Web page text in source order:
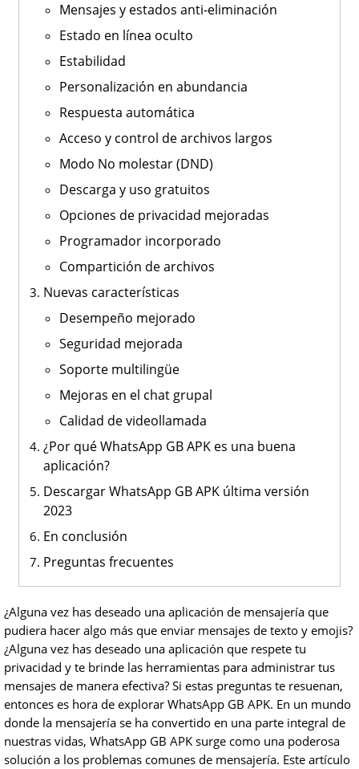
Mensajes y estados anti-eliminación
Estado en línea oculto
Estabilidad
Personalización en abundancia
Respuesta automática
Acceso y control de archivos largos
Modo No molestar (DND)
Descarga y uso gratuitos
Opciones de privacidad mejoradas
Programador incorporado
Compartición de archivos
Nuevas características
Desempeño mejorado
Seguridad mejorada
Soporte multilingüe
Mejoras en el chat grupal
Calidad de videollamada
¿Por qué WhatsApp GB APK es una buena
aplicación?
Descargar WhatsApp GB APK última versión
2023
En conclusión
Preguntas frecuentes
¿Alguna vez has deseado una aplicación de mensajería que
pudiera hacer algo más que enviar mensajes de texto y emojis?
¿Alguna vez has deseado una aplicación que respete tu
privacidad y te brinde las herramientas para administrar tus
mensajes de manera efectiva? Si estas preguntas te resuenan,
entonces es hora de explorar WhatsApp GB APK. En un mundo
donde la mensajería se ha convertido en una parte integral de
nuestras vidas, WhatsApp GB APK surge como una poderosa
solución a los problemas comunes de mensajería. Este artículo